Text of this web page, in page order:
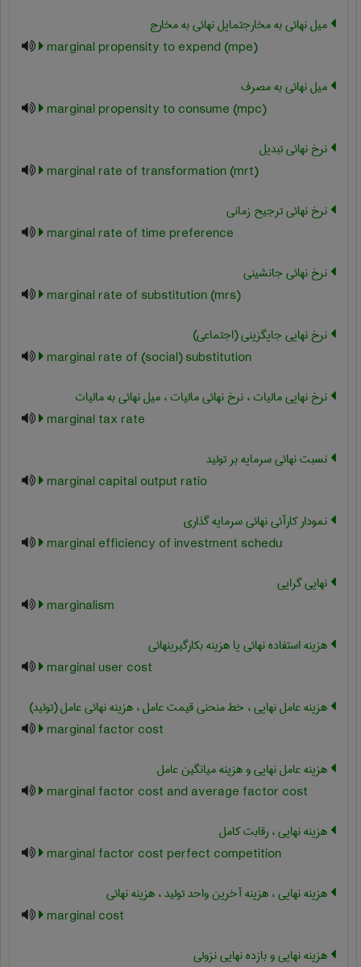
میل نهائی به مخارجتمایل نهائی به مخارج
marginal propensity to expend (mpe)
میل نهائی به مصرف
marginal propensity to consume (mpc)
نرخ نهائی تبدیل
marginal rate of transformation (mrt)
نرخ نهائی ترجیح زمانی
marginal rate of time preference
نرخ نهائی جانشینی
marginal rate of substitution (mrs)
نرخ نهایی جایگزینی (اجتماعی)
marginal rate of (social) substitution
نرخ نهایی مالیات ، نرخ نهائی مالیات ، میل نهائی به مالیات
marginal tax rate
نسبت نهائی سرمایه بر تولید
marginal capital output ratio
نمودار کارآئی نهائی سرمایه گذاری
marginal efficiency of investment schedu
نهایی گرایی
marginalism
هزینه استفاده نهائی یا هزینه بکارگیرینهائی
marginal user cost
هزینه عامل نهایی ، خط منحنی قیمت عامل ، هزینه نهائی عامل (تولید)
marginal factor cost
هزینه عامل نهایی و هزینه میانگین عامل
marginal factor cost and average factor cost
هزینه نهایی ، رقابت کامل
marginal factor cost perfect competition
هزینه نهایی ، هزینه آخرین واحد تولید ، هزینه نهائی
marginal cost
هزینه نهایی و بازده نهایی نزولی